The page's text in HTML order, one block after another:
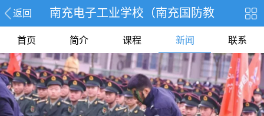
返回 南充电子工业学校（南充国防教
首页 简介 课程 新闻 联系